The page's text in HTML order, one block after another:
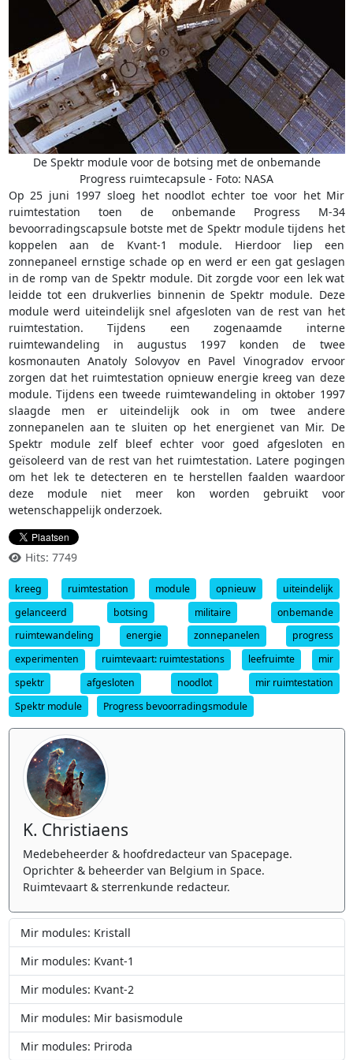
De Spektr module voor de botsing met de onbemande
Progress ruimtecapsule - Foto: NASA
Op 25 juni 1997 sloeg het noodlot echter toe voor het Mir
ruimtestation toen de onbemande Progress M-34
bevoorradingscapsule botste met de Spektr module tijdens het
koppelen aan de Kvant-1 module. Hierdoor liep een
zonnepaneel ernstige schade op en werd er een gat geslagen
in de romp van de Spektr module. Dit zorgde voor een lek wat
leidde tot een drukverlies binnenin de Spektr module. Deze
module werd uiteindelijk snel afgesloten van de rest van het
ruimtestation. Tijdens een zogenaamde interne
ruimtewandeling in augustus 1997 konden de twee
kosmonauten Anatoly Solovyov en Pavel Vinogradov ervoor
zorgen dat het ruimtestation opnieuw energie kreeg van deze
module. Tijdens een tweede ruimtewandeling in oktober 1997
slaagde men er uiteindelijk ook in om twee andere
zonnepanelen aan te sluiten op het energienet van Mir. De
Spektr module zelf bleef echter voor goed afgesloten en
geïsoleerd van de rest van het ruimtestation. Latere pogingen
om het lek te detecteren en te herstellen faalden waardoor
deze module niet meer kon worden gebruikt voor
wetenschappelijk onderzoek.
Hits: 7749
kreeg ruimtestation module opnieuw
uiteindelijk
gelanceerd
botsing militaire
onbemande
ruimtewandeling
energie zonnepanelen
progress
experimenten
ruimtevaart: ruimtestations leefruimte
mir
spektr
afgesloten noodlot
mir ruimtestation
Spektr module
Progress bevoorradingsmodule
K. Christiaens
Medebeheerder & hoofdredacteur van Spacepage.
Oprichter & beheerder van Belgium in Space.
Ruimtevaart & sterrenkunde redacteur.
Mir modules: Kristall
Mir modules: Kvant-1
Mir modules: Kvant-2
Mir modules: Mir basismodule
Mir modules: Priroda